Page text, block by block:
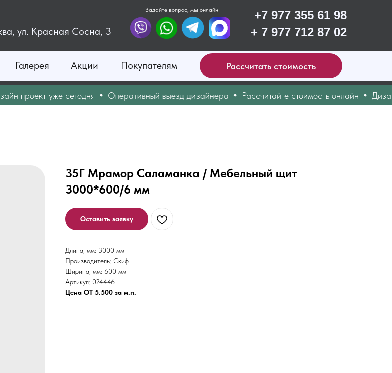
Покупателям
Галерея
+7 977 355 61 98
ул. Красная Сосна, 3
Задайте вопрос, мы онлайн
+ 7 977 712 87 02
Рассчитать стоимость
Акции
уже сегодня Оперативный выезд дизайнера Рассчитайте стоимость онлайн Дизайн
35Г Мрамор Саламанка / Мебельный щит
3000*600/6 мм
Оставить заявку
Длина, мм: 3000 мм
Производитель: Скиф
Ширина, мм: 600 мм
Артикул: 024446
Цена ОТ 5.500 за м.п.